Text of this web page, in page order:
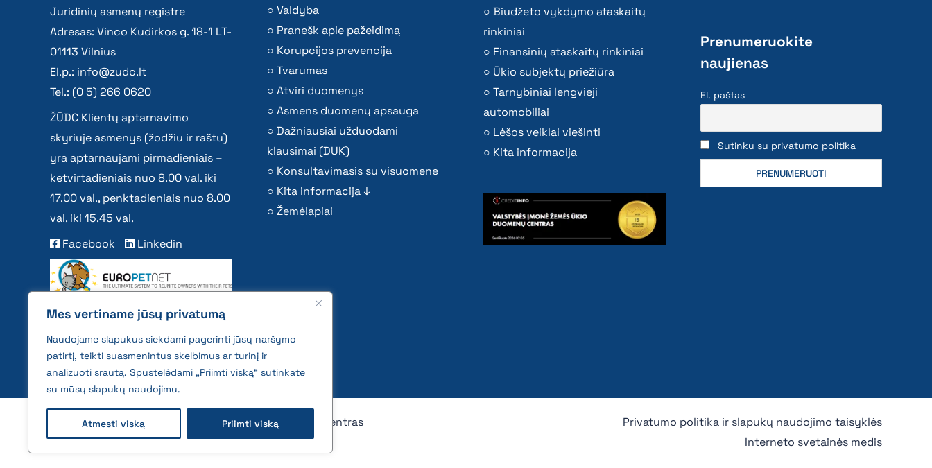
Mes vertiname jūsų privatumą
Naudojame slapukus siekdami pagerinti jūsų naršymo
patirtį, teikti suasmenintus skelbimus ar turinį ir
analizuoti srautą. Spustelėdami „Priimti viską“ sutinkate
su mūsų slapukų naudojimu.
Atmesti viską Priimti viską
Juridinių asmenų registre
Adresas: Vinco Kudirkos g. 18-1 LT-
01113 Vilnius
El.p.: info@zudc.lt
Tel.: (0 5) 266 0620
ŽŪDC Klientų aptarnavimo
skyriuje asmenys (žodžiu ir raštu)
yra aptarnaujami pirmadieniais –
ketvirtadieniais nuo 8.00 val. iki
17.00 val., penktadieniais nuo 8.00
val. iki 15.45 val.
Facebook
Linkedin
Valdyba
Pranešk apie pažeidimą
Korupcijos prevencija
Tvarumas
Atviri duomenys
Asmens duomenų apsauga
Dažniausiai užduodami
klausimai (DUK)
Konsultavimasis su visuomene
Kita informacija ↓
Žemėlapiai
Biudžeto vykdymo ataskaitų
rinkiniai
Finansinių ataskaitų rinkiniai
Ūkio subjektų priežiūra
Tarnybiniai lengvieji
automobiliai
Lėšos veiklai viešinti
Kita informacija
Prenumeruokite
naujienas
El. paštas
Sutinku su privatumo politika
2026 © All rights reserved | VĮ Žemės ūkio duomenų centras
Privatumo politika ir slapukų naudojimo taisyklės
Interneto svetainės medis